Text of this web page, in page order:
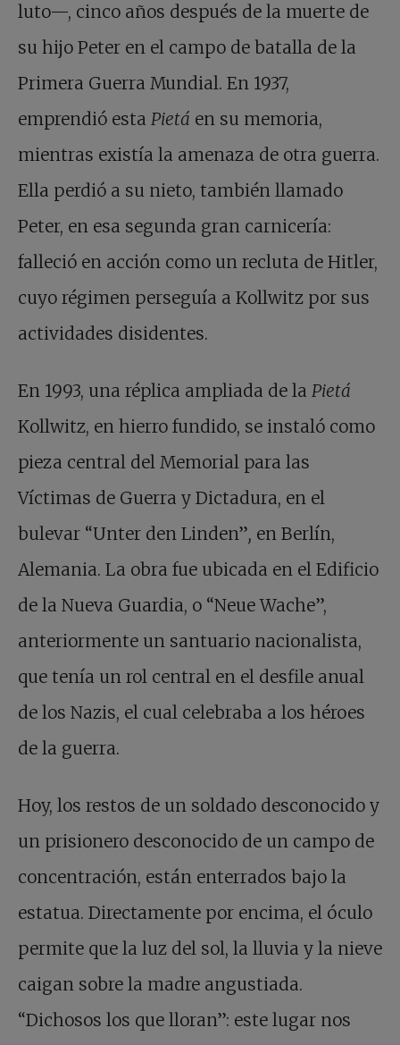
luto—, cinco años después de la muerte de
su hijo Peter en el campo de batalla de la
Primera Guerra Mundial. En 1937,
emprendió esta Pietá en su memoria,
mientras existía la amenaza de otra guerra.
Ella perdió a su nieto, también llamado
Peter, en esa segunda gran carnicería:
falleció en acción como un recluta de Hitler,
cuyo régimen perseguía a Kollwitz por sus
actividades disidentes.
En 1993, una réplica ampliada de la Pietá
Kollwitz, en hierro fundido, se instaló como
pieza central del Memorial para las
Víctimas de Guerra y Dictadura, en el
bulevar “Unter den Linden”, en Berlín,
Alemania. La obra fue ubicada en el Edificio
de la Nueva Guardia, o “Neue Wache”,
anteriormente un santuario nacionalista,
que tenía un rol central en el desfile anual
de los Nazis, el cual celebraba a los héroes
de la guerra.
Hoy, los restos de un soldado desconocido y
un prisionero desconocido de un campo de
concentración, están enterrados bajo la
estatua. Directamente por encima, el óculo
permite que la luz del sol, la lluvia y la nieve
caigan sobre la madre angustiada.
“Dichosos los que lloran”: este lugar nos